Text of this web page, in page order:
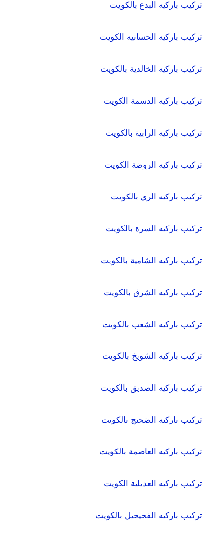
تركيب باركيه البدع بالكويت
تركيب باركيه الحسانيه الكويت
تركيب باركيه الخالدية بالكويت
تركيب باركيه الدسمة الكويت
تركيب باركيه الرابية بالكويت
تركيب باركيه الروضة الكويت
تركيب باركيه الري بالكويت
تركيب باركيه السرة بالكويت
تركيب باركيه الشامية بالكويت
تركيب باركيه الشرق بالكويت
تركيب باركيه الشعب بالكويت
تركيب باركيه الشويخ بالكويت
تركيب باركيه الصديق بالكويت
تركيب باركيه الضجيج بالكويت
تركيب باركيه العاصمة بالكويت
تركيب باركيه العديلية الكويت
تركيب باركيه الفحيحيل بالكويت